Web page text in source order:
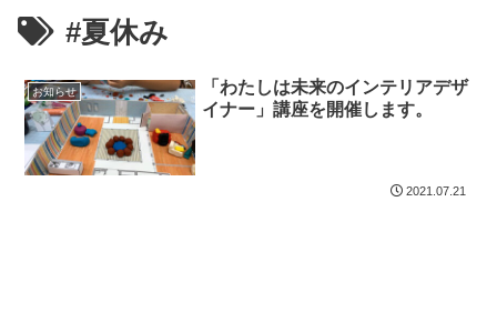
#夏休み
お知らせ
「わたしは未来のインテリアデザ
イナー」講座を開催します。
2021.07.21